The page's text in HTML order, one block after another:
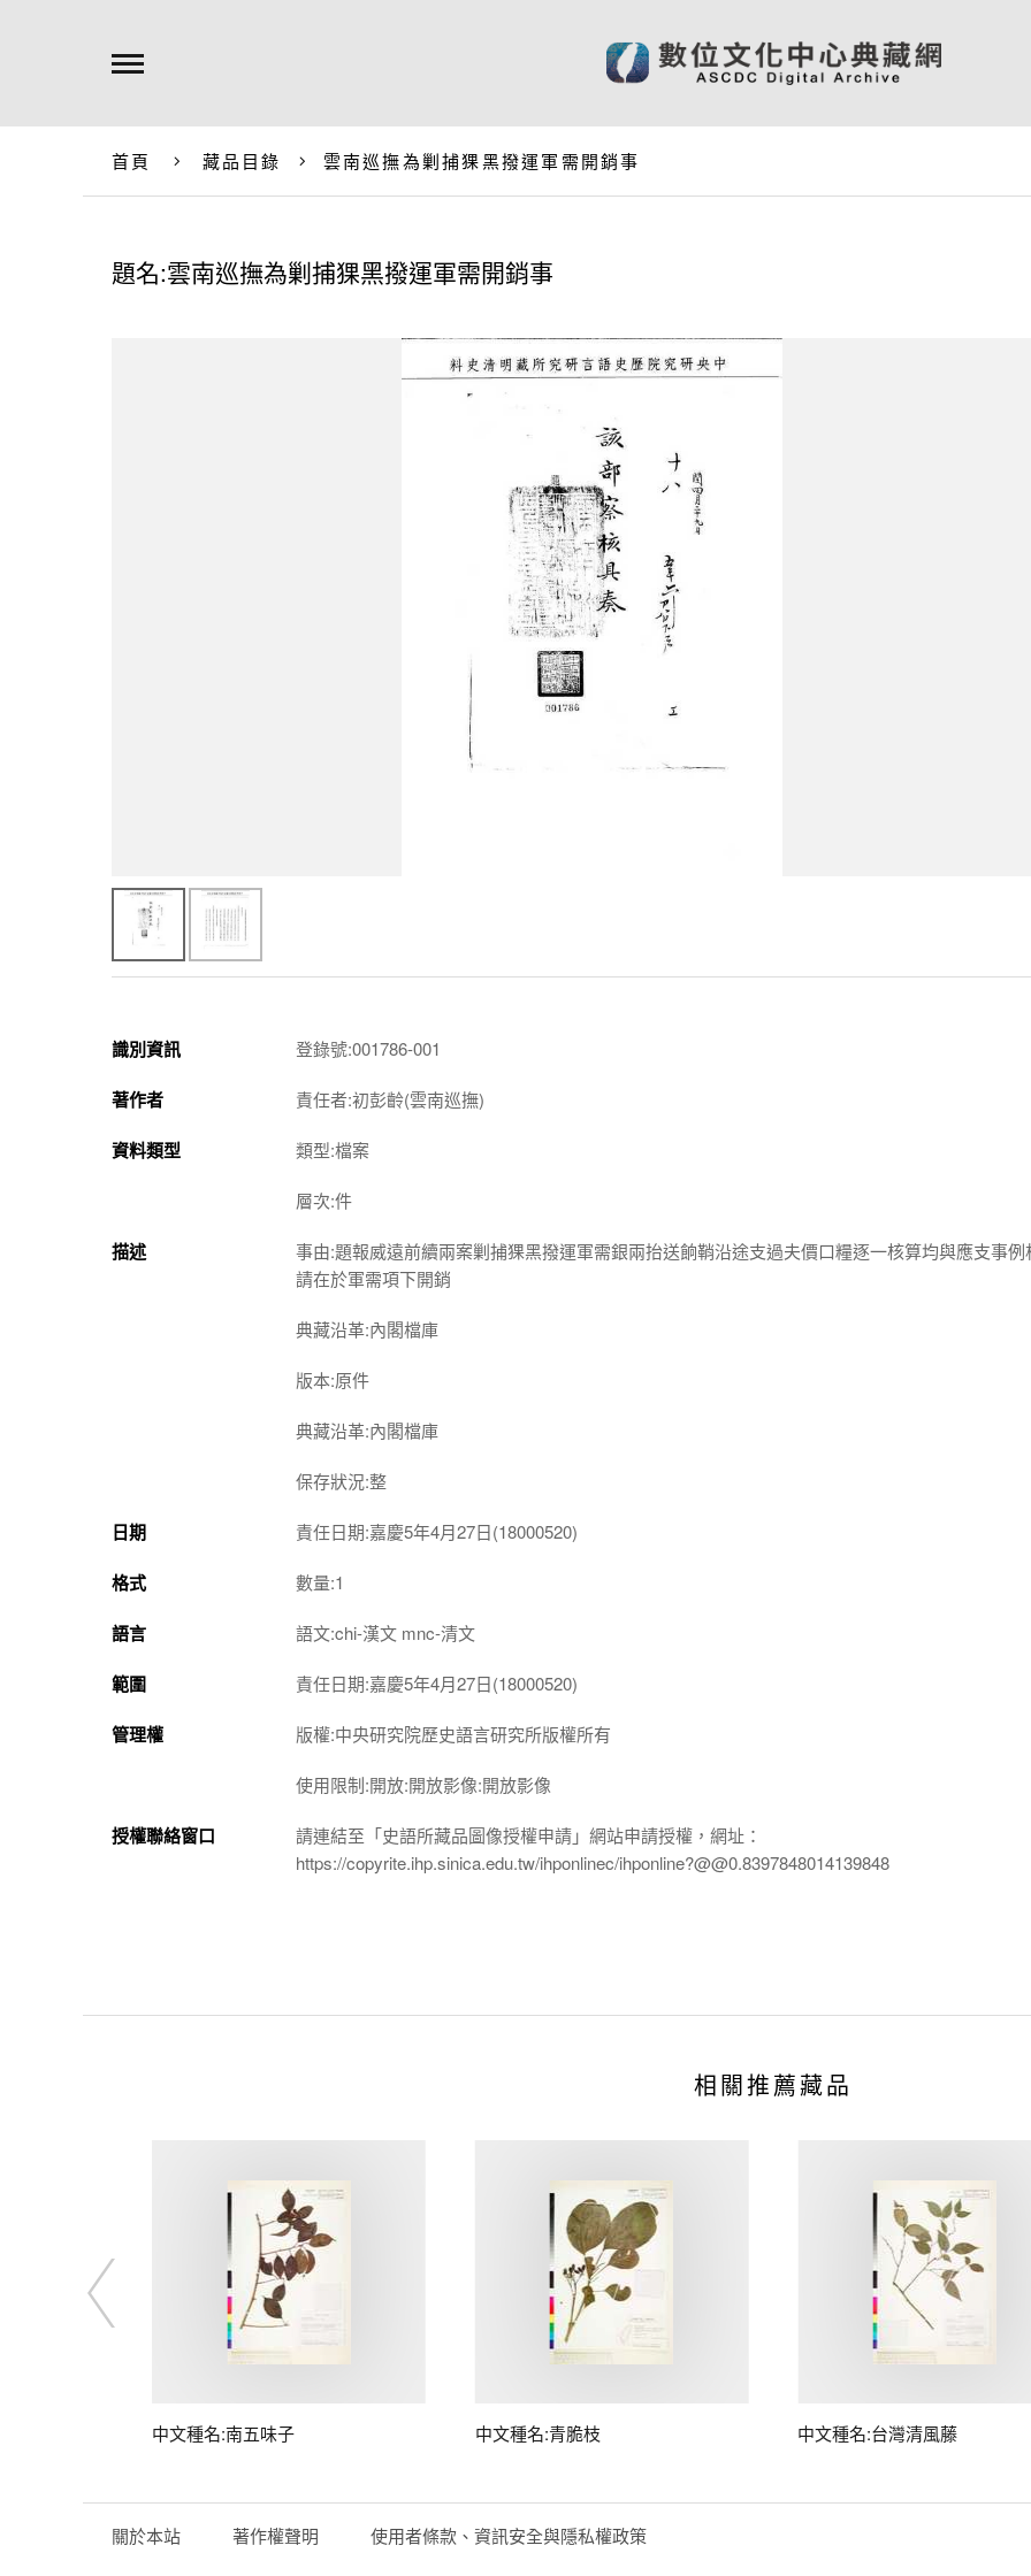
首頁 藏品目錄 雲南巡撫為剿捕猓黑撥運軍需開銷事
題名:雲南巡撫為剿捕猓黑撥運軍需開銷事
識別資訊 登錄號:001786-001
著作者 責任者:初彭齡(雲南巡撫)
資料類型 類型:檔案
層次:件
描述
事由:題報威遠前續兩案剿捕猓黑撥運軍需銀兩抬送餉鞘沿途支過夫價口糧逐一核算均與應支事例
請在於軍需項下開銷
典藏沿革:內閣檔庫
版本:原件
典藏沿革:內閣檔庫
保存狀況:整
日期 責任日期:嘉慶5年4月27日(18000520)
格式 數量:1
語言 語文:chi-漢文 mnc-清文
範圍 責任日期:嘉慶5年4月27日(18000520)
管理權 版權:中央研究院歷史語言研究所版權所有
使用限制:開放:開放影像:開放影像
授權聯絡窗口
請連結至「史語所藏品圖像授權申請」網站申請授權，網址：
https://copyrite.ihp.sinica.edu.tw/ihponlinec/ihponline?@@0.8397848014139848
相關推薦藏品
中文種名:南五味子 中文種名:青脆枝 中文種名:台灣清風藤
關於本站 著作權聲明 使用者條款、資訊安全與隱私權政策